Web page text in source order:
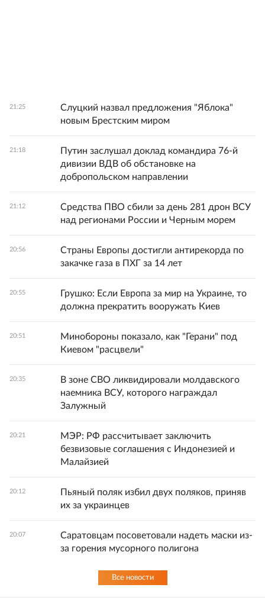
21:25
Слуцкий назвал предложения "Яблока"
новым Брестским миром
21:18
Путин заслушал доклад командира 76-й
дивизии ВДВ об обстановке на
добропольском направлении
21:12
Средства ПВО сбили за день 281 дрон ВСУ
над регионами России и Черным морем
20:56
Страны Европы достигли антирекорда по
закачке газа в ПХГ за 14 лет
20:55
Грушко: Если Европа за мир на Украине, то
должна прекратить вооружать Киев
20:51
Минобороны показало, как "Герани" под
Киевом "расцвели"
20:35
В зоне СВО ликвидировали молдавского
наемника ВСУ, которого награждал
Залужный
20:21
МЭР: РФ рассчитывает заключить
безвизовые соглашения с Индонезией и
Малайзией
20:12
Пьяный поляк избил двух поляков, приняв
их за украинцев
20:07
Саратовцам посоветовали надеть маски из-
за горения мусорного полигона
Все новости